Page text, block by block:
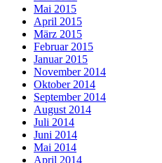
Mai 2015
April 2015
März 2015
Februar 2015
Januar 2015
November 2014
Oktober 2014
September 2014
August 2014
Juli 2014
Juni 2014
Mai 2014
April 2014